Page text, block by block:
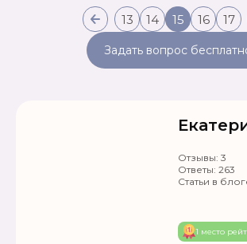
Задать вопрос
13 14 15 16 17
Отзывы: 3
Ответы: 263
Статьи в
1 место